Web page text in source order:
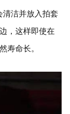
清洁并放入拍套
，这样即使在
寿命长。